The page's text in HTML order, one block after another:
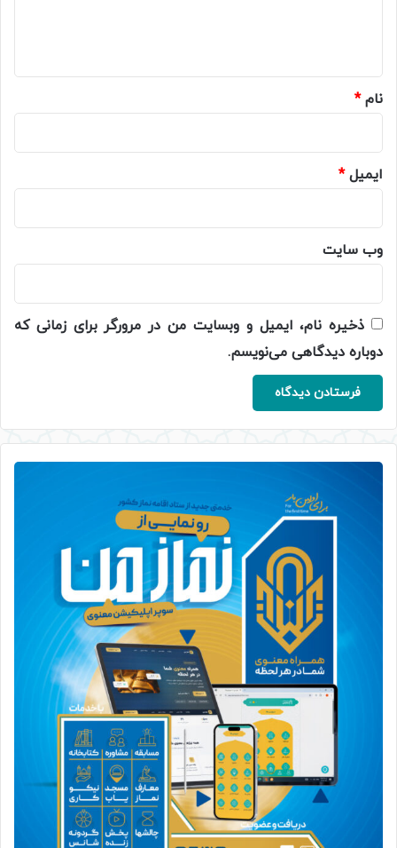
نام*
ایمیل*
وب‌ سایت
ذخیره نام، ایمیل و وبسایت من در مرورگر برای زمانی که
دوباره دیدگاهی می‌نویسم.